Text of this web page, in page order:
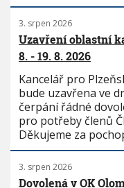
3. srpen 2026
Uzavření oblastní
8. - 19. 8. 2026
Kancelář pro
bude uzavřena ve
čerpání řádné
pro potřeby členů
Děkujeme za
3. srpen 2026
Dovolená v OK